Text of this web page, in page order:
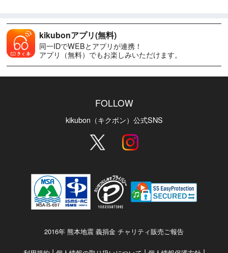
kikubonアプリ(無料)
同一IDでWEBとアプリが連携！
アプリ（無料）でもお楽しみいただけます。
FOLLOW
kikubon（キクボン）公式SNS
2016年 熊本地震 義捐金 チャリティ販売ご報告